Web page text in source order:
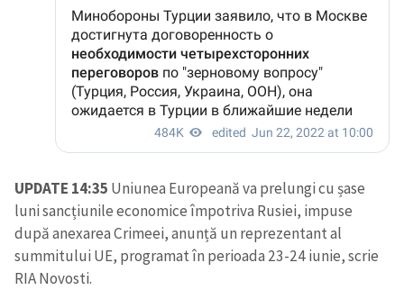
UPDATE 14:35 Uniunea Europeană va prelungi cu șase
luni sancțiunile economice împotriva Rusiei, impuse
după anexarea Crimeei, anunță un reprezentant al
summitului UE, programat în perioada 23-24 iunie, scrie
RIA Novosti.